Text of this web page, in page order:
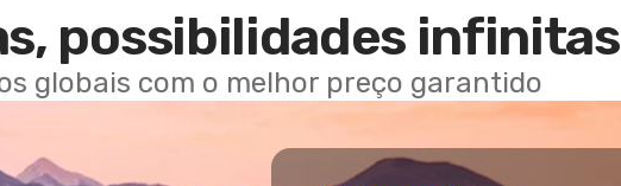
possibilidades infinitas
globais com o melhor preço garantido